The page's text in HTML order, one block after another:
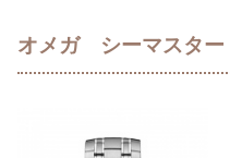
オメガ シーマスタ